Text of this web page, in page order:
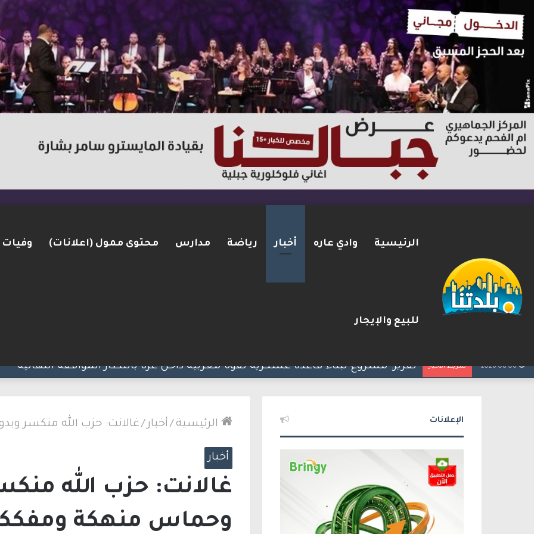
الرئيسية وادي عاره أخبار رياضة مدارس محتوى ممول (اعلانات) وفيات
للبيع والإيجار
2026-08-06 شريط الأخبار بعد مطاردة وإطلاق نار على الإطارات.. الشرطة تعتقل مشتبهين بسلسلة
الرئيسية / أخبار / غالانت: حزب الله منكسر
أخبار
غالانت: حزب الله
وحماس منهكة
الإعلانات